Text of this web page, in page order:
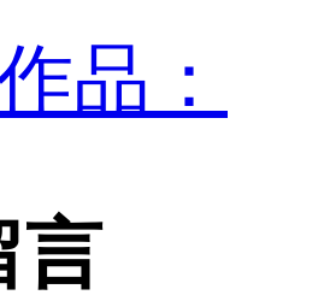
品：
言